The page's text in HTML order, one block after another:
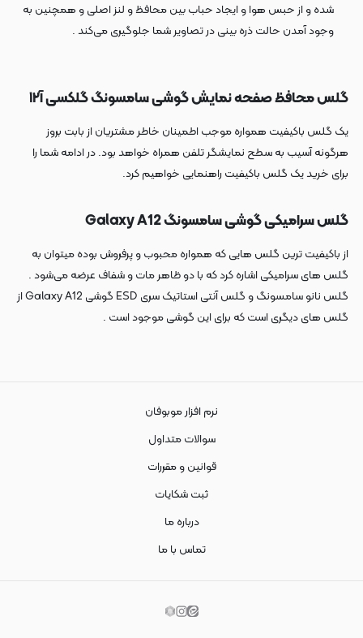
شده و از حبس هوا و ایجاد حباب بین محافظ و لنز اصلی و همچنین به
وجود آمدن حالت ذره بینی در تصاویر شما جلوگیری می‌کند .
گلس محافظ صفحه نمایش گوشی سامسونگ گلکسی آ۱۲
یک گلس باکیفیت همواره موجب اطمینان خاطر مشتریان از بابت بروز
هرگونه آسیب به سطح نمایشگر تلفن همراه خواهد بود. در ادامه شما را
برای خرید یک گلس باکیفیت راهنمایی خواهیم کرد.
گلس سرامیکی گوشی سامسونگ Galaxy A12
از باکیفیت ترین گلس هایی که همواره محبوب و پرفروش بوده میتوان به
گلس های سرامیکی اشاره کرد که با دو ظاهر مات و شفاف عرضه می‌شود .
گلس نانو سامسونگ و گلس آنتی استاتیک سری ESD گوشی Galaxy A12 از
گلس های دیگری است که برای این گوشی موجود است .
نرم افزار موبوفان
سوالات متداول
قوانین و مقررات
ثبت شکایات
درباره ما
تماس با ما